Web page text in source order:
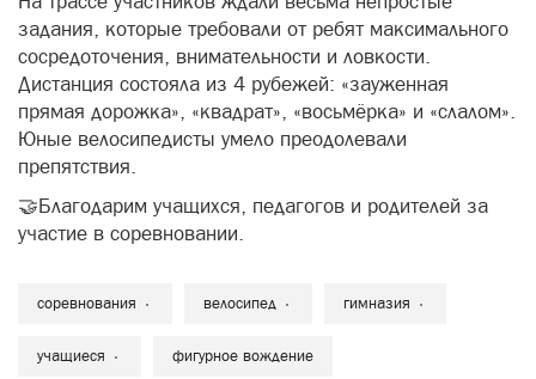
задания, которые требовали от ребят максимального
сосредоточения, внимательности и ловкости.
Дистанция состояла из 4 рубежей: «зауженная
прямая дорожка», «квадрат», «восьмёрка» и «слалом».
Юные велосипедисты умело преодолевали
препятствия.
🤝Благодарим учащихся, педагогов и родителей за
участие в соревновании.
соревнования велосипед гимназия
учащиеся фигурное вождение